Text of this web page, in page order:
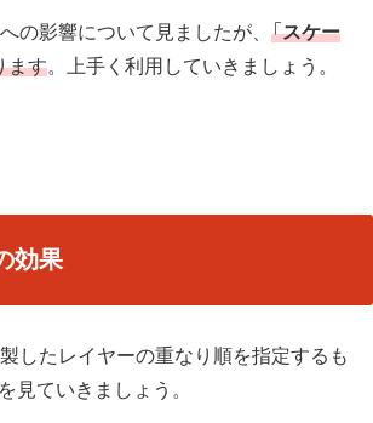
への影響について見ましたが、 「スケー
ます。上手く利用していきましょう。
効果
製したレイヤーの重なり順を指定するも
見ていきましょう。